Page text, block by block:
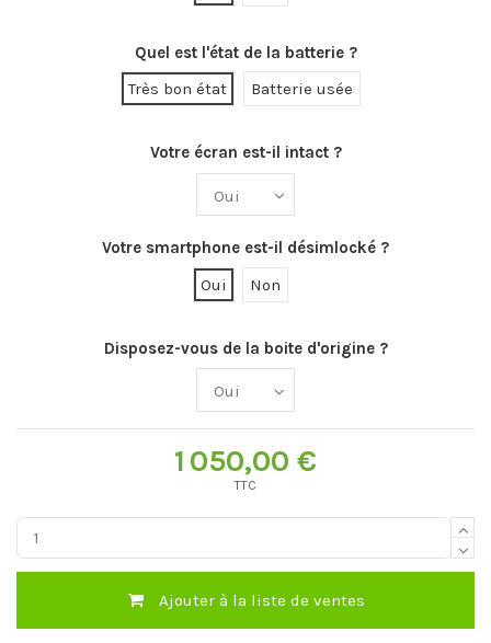
Quel est l'état de la batterie ?
Très bon état
Batterie usée
Votre écran est-il intact ?
Votre smartphone est-il désimlocké ?
Oui
Non
Disposez-vous de la boite d'origine ?
1 050,00 €
TTC
Ajouter à la liste de ventes